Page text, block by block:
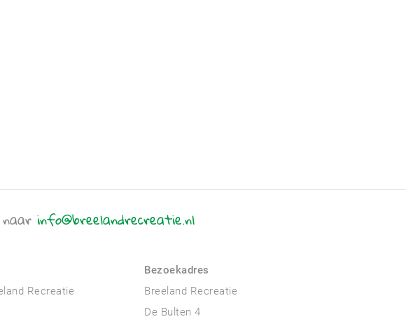
info@breelandrecreatie.nl
Recreatie
Bezoekadres
Breeland Recreatie
De Bulten 4